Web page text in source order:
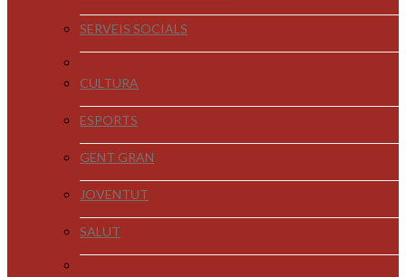
SERVEIS SOCIALS
CULTURA
ESPORTS
GENT GRAN
JOVENTUT
SALUT